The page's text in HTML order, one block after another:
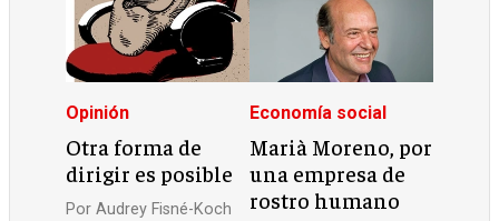
Opinión
Otra forma de
dirigir es posible
PorAudrey Fisné-Koch
Economía social
Marià Moreno, por
una empresa de
rostro humano